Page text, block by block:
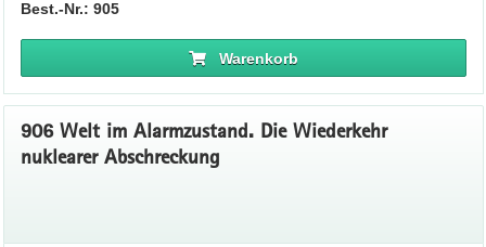
Best.-Nr.: 905
Warenkorb
906 Welt im Alarmzustand. Die Wiederkehr
nuklearer Abschreckung